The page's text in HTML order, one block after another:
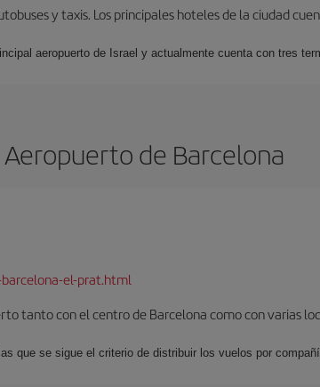
y taxis. Los principales hoteles de la ciudad
aeropuerto de Israel y actualmente cuenta con tres
Aeropuerto de Barcelona
el-prat.html
tanto con el centro de Barcelona como con varias
que se sigue el criterio de distribuir los vuelos por